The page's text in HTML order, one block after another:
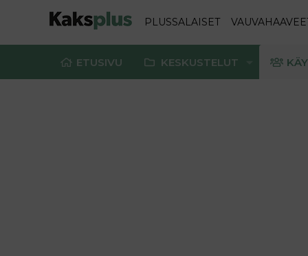
PLUSSALAISET
ETUSIVU KESKUSTELUT